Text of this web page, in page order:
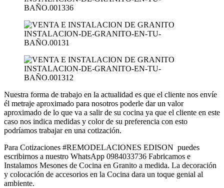
Nuestra forma de trabajo en la actualidad es que el cliente nos envíe
él metraje aproximado para nosotros poderle dar un valor
aproximado de lo que va a salir de su cocina ya que el cliente en este
caso nos indica medidas y color de su preferencia con esto
podríamos trabajar en una cotización.
Para Cotizaciones #REMODELACIONES EDISON puedes
escribirnos a nuestro WhatsApp 0984033736 Fabricamos e
Instalamos Mesones de Cocina en Granito a medida. La decoración
y colocación de accesorios en la Cocina dara un toque genial al
ambiente.